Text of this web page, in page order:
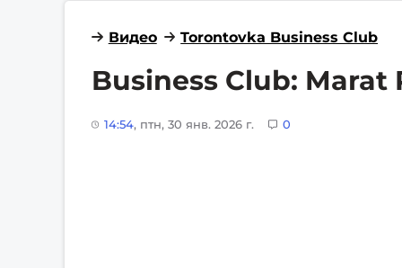
Видео Torontovka Business Club
Business Club: Marat
14:54, птн, 30 янв. 2026 г. 0